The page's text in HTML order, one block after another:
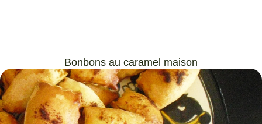
Bonbons au caramel maison